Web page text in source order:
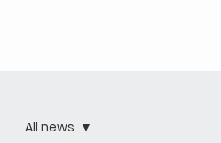
All news